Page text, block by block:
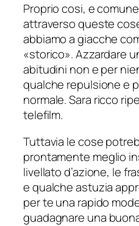
Proprio cosi, e
attraverso queste
abbiamo a giacche
«storico». Azzardare
abitudini non e per
qualche repulsione e
normale. Sara ricco
telefilm.
Tuttavia le cose
prontamente meglio
livellato d’azione, le
e qualche astuzia
per te una rapido
guadagnare una